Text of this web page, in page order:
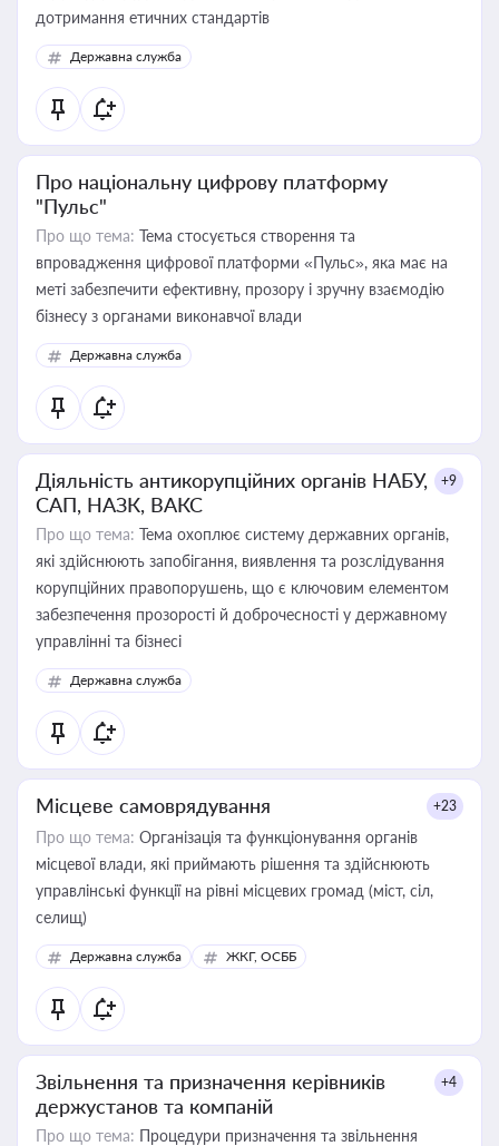
дотримання етичних стандартів
Державна служба
Про національну цифрову платформу
"Пульс"
Про що тема: Тема стосується створення та
впровадження цифрової платформи «Пульс», яка має на
меті забезпечити ефективну, прозору і зручну взаємодію
бізнесу з органами виконавчої влади
Державна служба
Діяльність антикорупційних органів НАБУ,
САП, НАЗК, ВАКС
+9
Про що тема: Тема охоплює систему державних органів,
які здійснюють запобігання, виявлення та розслідування
корупційних правопорушень, що є ключовим елементом
забезпечення прозорості й доброчесності у державному
управлінні та бізнесі
Державна служба
Місцеве самоврядування +23
Про що тема: Організація та функціонування органів
місцевої влади, які приймають рішення та здійснюють
управлінські функції на рівні місцевих громад (міст, сіл,
селищ)
Державна служба ЖКГ, ОСББ
Звільнення та призначення керівників
держустанов та компаній
+4
Про що тема: Процедури призначення та звільнення